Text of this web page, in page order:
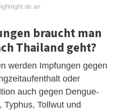
an
braucht man
Thailand geht?
werden Impfungen gegen
oder
auch gegen Dengue-
Typhus, Tollwut und